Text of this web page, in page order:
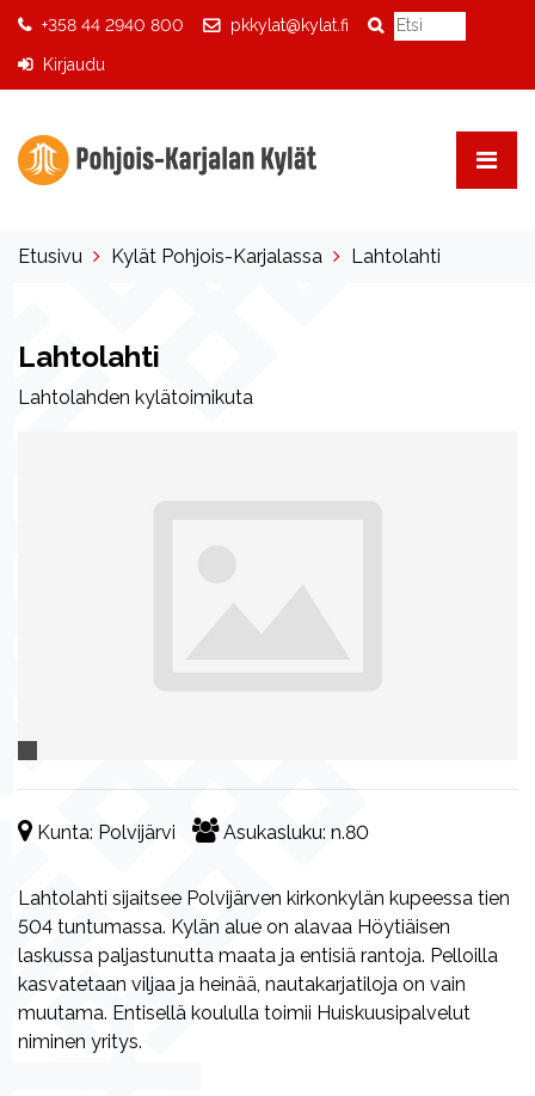
+358 44 2940 800 pkkylat@kylat.fi
Kirjaudu
Etusivu Kylät Pohjois-Karjalassa Lahtolahti
Lahtolahti
Lahtolahden kylätoimikuta
Kunta: Polvijärvi Asukasluku: n.80
Lahtolahti sijaitsee Polvijärven kirkonkylän kupeessa tien
504 tuntumassa. Kylän alue on alavaa Höytiäisen
laskussa paljastunutta maata ja entisiä rantoja. Pelloilla
kasvatetaan viljaa ja heinää, nautakarjatiloja on vain
muutama. Entisellä koululla toimii Huiskuusipalvelut
niminen yritys.